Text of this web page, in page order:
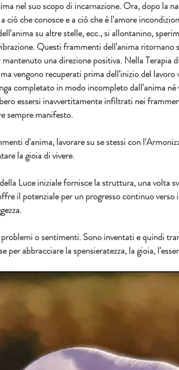
nel suo scopo di incarnazione. Ora, dopo la
ciò che conosce e a ciò che è l'amore
su altre stelle, ecc., si allontanino,
Questi frammenti dell'anima ritornano
una direzione positiva. Nella Terapia
vengono recuperati prima dell'inizio del
completato in modo incompleto dall'anima né
essersi inavvertitamente infiltrati nei
sempre manifesto.
d'anima, lavorare su se stessi con
la gioia di vivere.
Luce iniziale fornisce la struttura, una volta
il potenziale per un progresso continuo verso
o sentimenti. Sono inventati e quindi
per abbracciare la spensieratezza, la gioia,